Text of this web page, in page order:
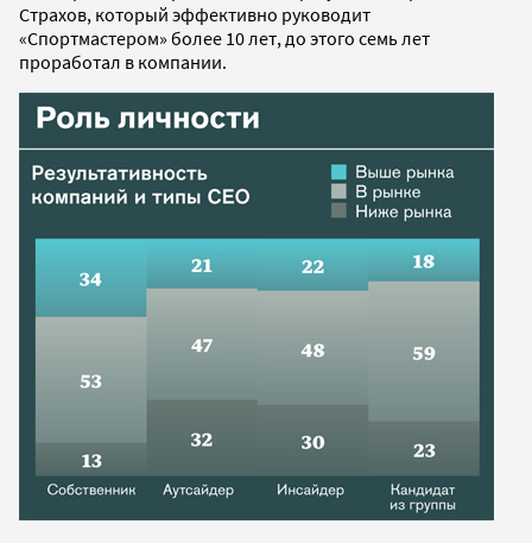
Страхов, который эффективно руководит
«Спортмастером» более 10 лет, до этого семь лет
проработал в компании.